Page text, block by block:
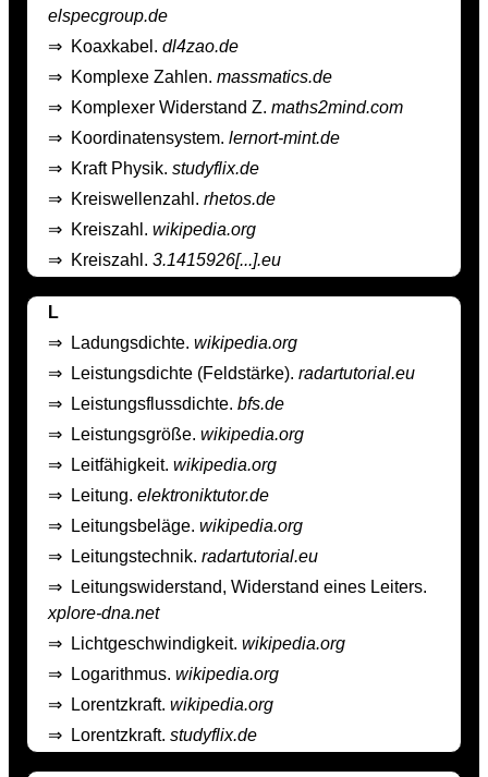
elspecgroup.de
⇒ Koaxkabel. dl4zao.de
⇒ Komplexe Zahlen. massmatics.de
⇒ Komplexer Widerstand Z. maths2mind.com
⇒ Koordinatensystem. lernort-mint.de
⇒ Kraft Physik. studyflix.de
⇒ Kreiswellenzahl. rhetos.de
⇒ Kreiszahl. wikipedia.org
⇒ Kreiszahl. 3.1415926[...].eu
L
⇒
Ladungsdichte. wikipedia.org
⇒
Leistungsdichte (Feldstärke). radartutorial.eu
⇒
Leistungsflussdichte. bfs.de
⇒
Leistungsgröße. wikipedia.org
⇒
Leitfähigkeit. wikipedia.org
⇒
Leitung. elektroniktutor.de
⇒
Leitungsbeläge. wikipedia.org
⇒
Leitungstechnik. radartutorial.eu
⇒
Leitungswiderstand, Widerstand eines Leiters.
xplore-dna.net
⇒
Lichtgeschwindigkeit. wikipedia.org
⇒
Logarithmus. wikipedia.org
⇒
Lorentzkraft. wikipedia.org
⇒
Lorentzkraft. studyflix.de